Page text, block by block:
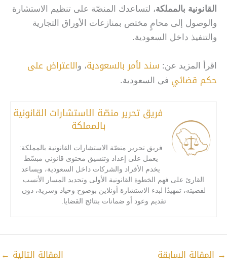
القانونية بالمملكة، لتساعدك المنصّة على تنظيم الاستشارة
والوصول إلى محامٍ مختص بمنازعات الأوراق التجارية
والتنفيذ داخل السعودية.
اقرأ المزيد عن: سند لأمر بالسعودية، والاعتراض على
حكم قضائي في السعودية.
فريق تحرير منصّة الاستشارات القانونية
بالمملكة
فريق تحرير منصّة الاستشارات القانونية بالمملكة:
يعمل على إعداد وتنسيق محتوى قانوني مبسّط
يخدم الأفراد والشركات داخل السعودية، ويساعد
القارئ على فهم الخطوة القانونية الأولى وتحديد المسار الأنسب
لقضيته، تمهيدًا لبدء الاستشارة أونلاين بوضوح وحياد وسرية، دون
تقديم وعود أو ضمانات بنتائج القضايا.
→ المقالة السابقة المقالة التالية ←